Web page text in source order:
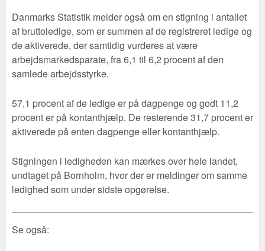
Danmarks Statistik melder også om en stigning i antallet
af bruttoledige, som er summen af de registreret ledige og
de aktiverede, der samtidig vurderes at være
arbejdsmarkedsparate, fra 6,1 til 6,2 procent af den
samlede arbejdsstyrke.
57,1 procent af de ledige er på dagpenge og godt 11,2
procent er på kontanthjælp. De resterende 31,7 procent er
aktiverede på enten dagpenge eller kontanthjælp.
Stigningen i ledigheden kan mærkes over hele landet,
undtaget på Bornholm, hvor der er meldinger om samme
ledighed som under sidste opgørelse.
Se også: